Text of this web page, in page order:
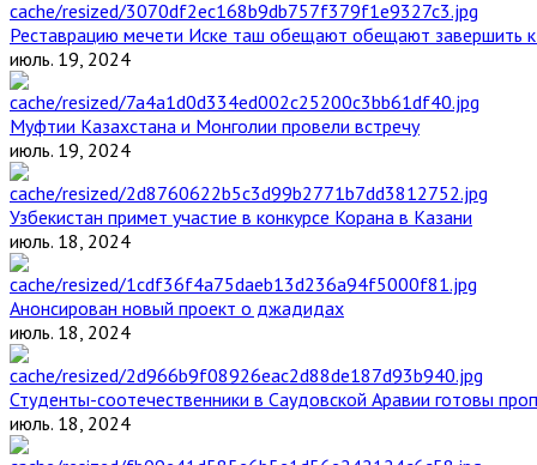
Реставрацию мечети Иске таш обещают обещают завершить к
июль. 19, 2024
Муфтии Казахстана и Монголии провели встречу
июль. 19, 2024
Узбекистан примет участие в конкурсе Корана в Казани
июль. 18, 2024
Анонсирован новый проект о джадидах
июль. 18, 2024
Студенты-соотечественники в Саудовской Аравии готовы
июль. 18, 2024